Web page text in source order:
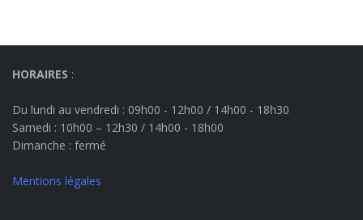
HORAIRES :
Du lundi au vendredi : 09h00 - 12h00 / 14h00 - 18h30
Samedi : 10h00 – 12h30 / 14h00 - 18h00
Dimanche : fermé
Mentions légales